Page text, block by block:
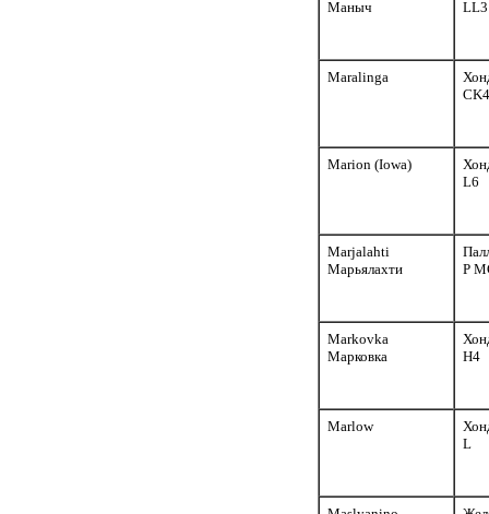
Маныч
LL3
Maralinga
CK4
Marion (Iowa)
L6
Marjalahti
Марьялахти
P
Markovka
Марковка
H4
Marlow
L